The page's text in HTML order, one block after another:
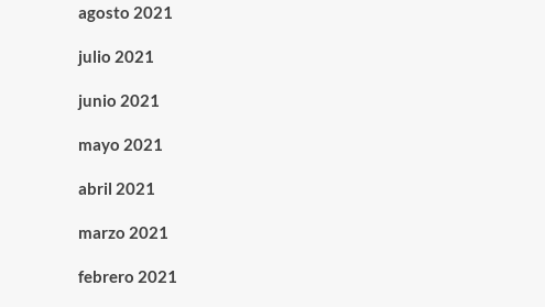
agosto 2021
julio 2021
junio 2021
mayo 2021
abril 2021
marzo 2021
febrero 2021